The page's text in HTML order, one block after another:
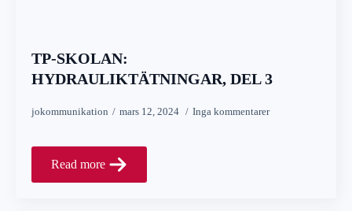
TP-SKOLAN:
HYDRAULIKTÄTNINGAR, DEL 3
jokommunikation mars 12, 2024 Inga kommentarer
Read more